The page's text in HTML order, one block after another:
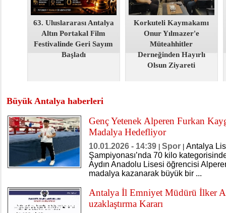
63. Uluslararası Antalya
Altın Portakal Film
Festivalinde Geri Sayım
Başladı
Korkuteli Kaymakamı
Onur Yılmazer'e
Müteahhitler
Derneğinden Hayırlı
Olsun Ziyareti
Büyük Antalya haberleri
Genç Yetenek Alperen Furkan
Madalya Hedefliyor
10.01.2026 - 14:39 Spor
Antalya
Şampiyonası’nda 70 kilo
Aydın Anadolu Lisesi öğrencisi
madalya kazanarak büyük bir ...
Antalya İl Emniyet Müdürü İlker
uzaklaştırma Kararı